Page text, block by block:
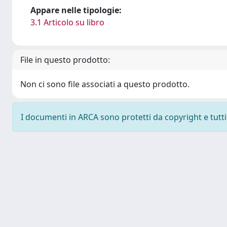
Appare nelle tipologie:
3.1 Articolo su libro
File in questo prodotto:
Non ci sono file associati a questo prodotto.
I documenti in ARCA sono protetti da copyright e